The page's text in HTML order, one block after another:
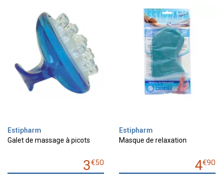
Estipharm
Galet de massage à picots
3€50
Estipharm
Masque de relaxation
4€90